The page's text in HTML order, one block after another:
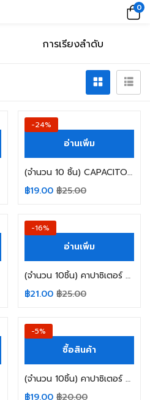
0
-24%
อ่านเพิ่ม
(จำนวน 10 ชิ้น) CAPACITOR คาปาซิเตอร์ PS1HR10MNN0511U 0.1UF 50V 105C ELITE SIZE 05X11MM. สีดำ
฿19.00 ฿25.00
-16%
อ่านเพิ่ม
(จำนวน 10ชิ้น) คาปาซิเตอร์ 2.2UF 50V 105C NIPPON SIZE 5X11MM. ขาห่าง TAPPING สีน้ำตาล
฿21.00 ฿25.00
-5%
ซื้อสินค้า
(จำนวน 10ชิ้น) คาปาซิเตอร์ อิเล็กทรอไลท์ 1UF 50V RUBYCON 105C SIZE 5X11MM. สีดำ ขาห่าง TAPPING
฿19.00 ฿20.00